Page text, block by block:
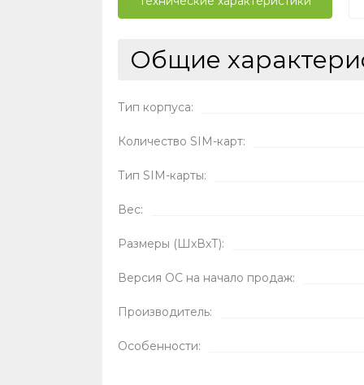
Общие
Тип корпуса:
Количество SIM-карт:
Тип SIM-карты:
Вес:
Размеры (ШxВxТ):
Версия ОС на начало продаж:
Производитель:
Особенности: